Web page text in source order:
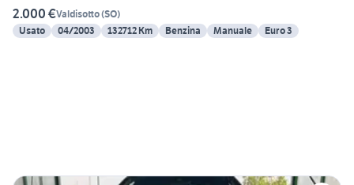
2.000 €Valdisotto(SO)
Usato
04/2003 132712 Km Benzina Manuale Euro 3